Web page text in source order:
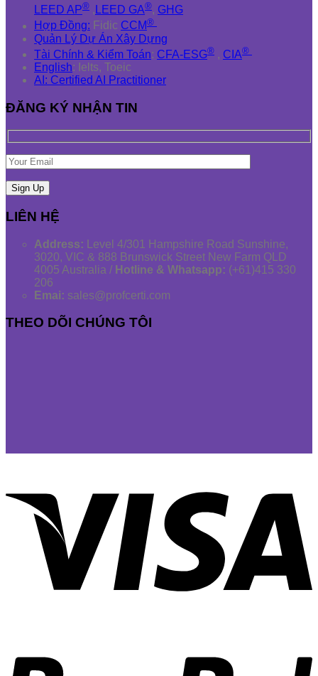
LEED AP® , LEED GA®, GHG
Hợp Đồng: Fidic CCM®
Quản Lý Dự Án Xây Dựng
Tài Chính & Kiểm Toán: CFA-ESG® , CIA®
English: Ielts, Toeic
AI: Certified AI Practitioner
ĐĂNG KÝ NHẬN TIN
LIÊN HỆ
Address: Level 4/301 Hampshire Road Sunshine,
3020, VIC & 888 Brunswick Street New Farm QLD
4005 Australia / Hotline & Whatsapp: (+61)415 330
206
Emai: sales@profcerti.com
THEO DÕI CHÚNG TÔI